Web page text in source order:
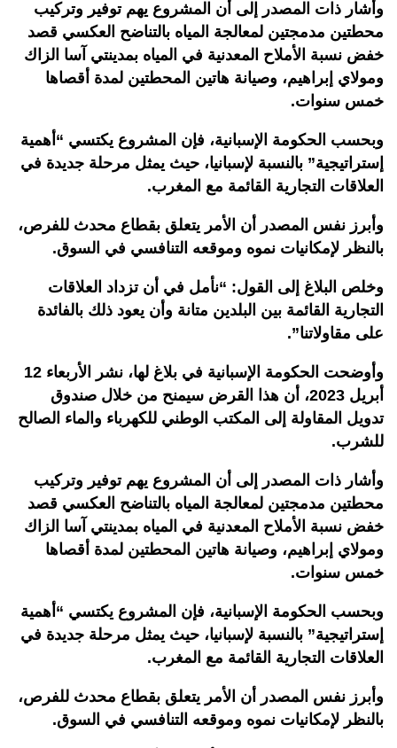
وأشار ذات المصدر إلى أن المشروع يهم توفير وتركيب
محطتين مدمجتين لمعالجة المياه بالتناضح العكسي قصد
خفض نسبة الأملاح المعدنية في المياه بمدينتي آسا الزاك
ومولاي إبراهيم، وصيانة هاتين المحطتين لمدة أقصاها
خمس سنوات.
وبحسب الحكومة الإسبانية، فإن المشروع يكتسي “أهمية
إستراتيجية” بالنسبة لإسبانيا، حيث يمثل مرحلة جديدة في
العلاقات التجارية القائمة مع المغرب.
وأبرز نفس المصدر أن الأمر يتعلق بقطاع محدث للفرص،
بالنظر لإمكانيات نموه وموقعه التنافسي في السوق.
وخلص البلاغ إلى القول: “نأمل في أن تزداد العلاقات
التجارية القائمة بين البلدين متانة وأن يعود ذلك بالفائدة
على مقاولاتنا”.
وأوضحت الحكومة الإسبانية في بلاغ لها، نشر الأربعاء 12
أبريل 2023، أن هذا القرض سيمنح من خلال صندوق
تدويل المقاولة إلى المكتب الوطني للكهرباء والماء الصالح
للشرب.
وأشار ذات المصدر إلى أن المشروع يهم توفير وتركيب
محطتين مدمجتين لمعالجة المياه بالتناضح العكسي قصد
خفض نسبة الأملاح المعدنية في المياه بمدينتي آسا الزاك
ومولاي إبراهيم، وصيانة هاتين المحطتين لمدة أقصاها
خمس سنوات.
وبحسب الحكومة الإسبانية، فإن المشروع يكتسي “أهمية
إستراتيجية” بالنسبة لإسبانيا، حيث يمثل مرحلة جديدة في
العلاقات التجارية القائمة مع المغرب.
وأبرز نفس المصدر أن الأمر يتعلق بقطاع محدث للفرص،
بالنظر لإمكانيات نموه وموقعه التنافسي في السوق.